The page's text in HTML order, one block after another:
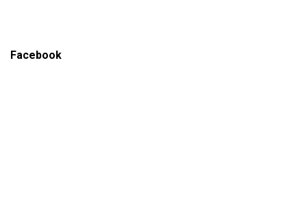
Facebook